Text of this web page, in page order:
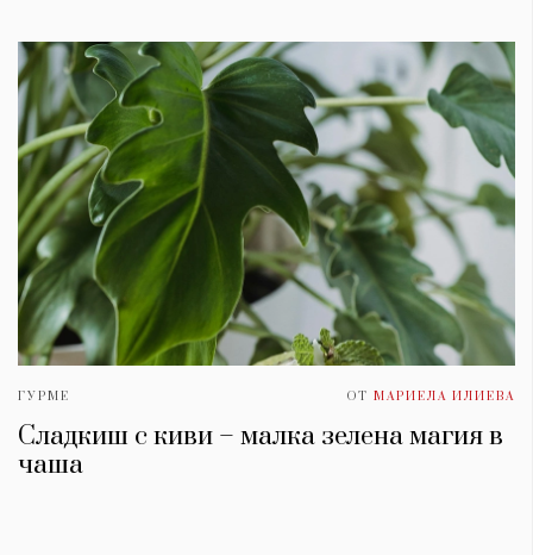
ГУРМЕ ОТ МАРИЕЛА ИЛИЕВА
Сладкиш с киви – малка зелена магия в
чаша